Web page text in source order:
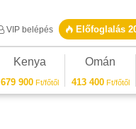
VIP belépés
Előfoglalás
Kenya
679 900Ft/főtől
Omán
413 400Ft/főtől